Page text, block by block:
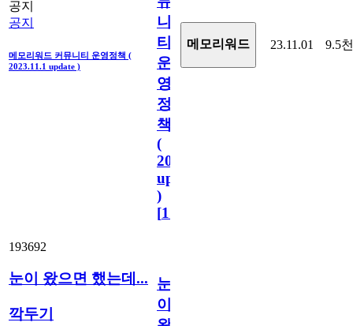
공지
공지
메모리워드 커뮤니티 운영정책 (
2023.11.1 update )
니
티
운
영
정
책
(
2023.11.1
update
)
[110
메모리워드 23.11.01 9.5천
193692
눈이 왔으면 했는데...
깍두기
눈
이